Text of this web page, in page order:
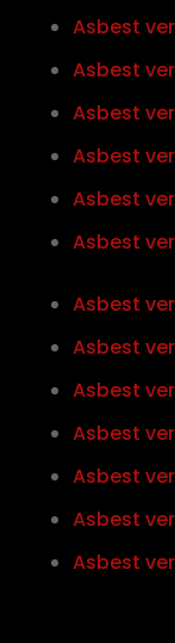
Asbest
Asbest
Asbest
Asbest
Asbest
Asbest
Asbest
Asbest
Asbest
Asbest
Asbest
Asbest
Asbest